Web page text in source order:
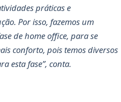
práticas e
Por isso, fazemos um
de home office, para se
conforto, pois temos diversos
esta fase”, conta.